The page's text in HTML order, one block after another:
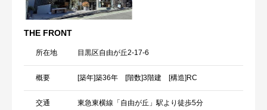
THE FRONT
所在地 目黒区自由が丘2-17-6
概要 [築年]築36年 [階数]3階建 [構造]RC
交通
東急東横線「自由が丘」駅より徒歩5分